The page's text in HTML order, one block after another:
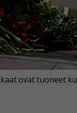
ovat tuoneet